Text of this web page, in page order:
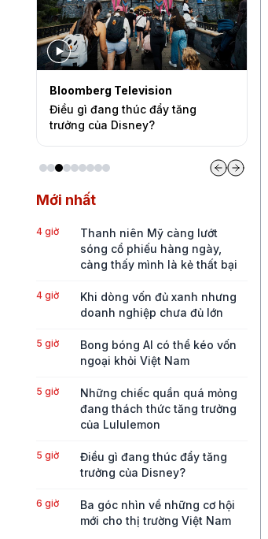
Sự kiện độc quyền
Ba góc nhìn về những cơ hội mới
cho thị trường Việt Nam
Mới nhất
4 giờ
Thanh niên Mỹ càng lướt
sóng cổ phiếu hàng ngày,
càng thấy mình là kẻ thất bại
4 giờ
Khi dòng vốn đủ xanh nhưng
doanh nghiệp chưa đủ lớn
5 giờ
Bong bóng AI có thể kéo vốn
ngoại khỏi Việt Nam
5 giờ
Những chiếc quần quá mỏng
đang thách thức tăng trưởng
của Lululemon
5 giờ
Điều gì đang thúc đẩy tăng
trưởng của Disney?
6 giờ
Ba góc nhìn về những cơ hội
mới cho thị trường Việt Nam